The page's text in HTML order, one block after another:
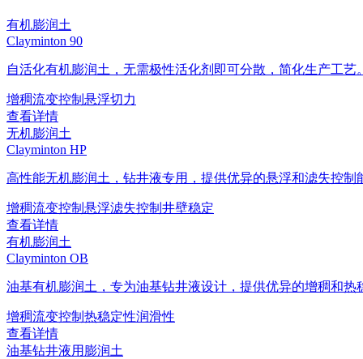
有机膨润土
Clayminton 90
自活化有机膨润土，无需极性活化剂即可分散，简化生产工艺。
增稠流变控制 悬浮切力
查看详情
无机膨润土
Clayminton HP
高性能无机膨润土，钻井液专用，提供优异的悬浮和滤失控制
增稠流变控制 悬浮滤失控制 井壁稳定
查看详情
有机膨润土
Clayminton OB
油基有机膨润土，专为油基钻井液设计，提供优异的增稠和热
增稠流变控制 热稳定性润滑性
查看详情
油基钻井液用膨润土